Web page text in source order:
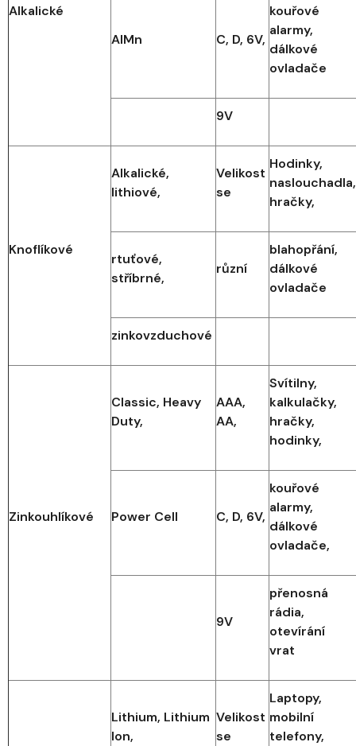
Alkalické
AlMn C, D, 6V,
kouřové
alarmy,
dálkové
ovladače
9V
Knoflíkové
Alkalické,
lithiové,
Velikost
se
Hodinky,
naslouchadla,
hračky,
rtuťové,
stříbrné,
různí
blahopřání,
dálkové
ovladače
zinkovzduchové
Zinkouhlíkové
Classic, Heavy
Duty,
AAA,
AA,
Svítilny,
kalkulačky,
hračky,
hodinky,
Power Cell C, D, 6V,
kouřové
alarmy,
dálkové
ovladače,
9V
přenosná
rádia,
otevírání
vrat
Lithium, Lithium
Ion,
Velikost
se
Laptopy,
mobilní
telefony,